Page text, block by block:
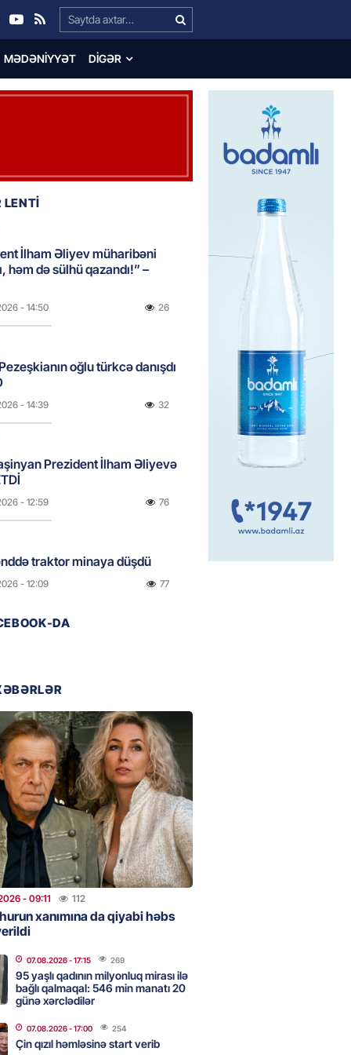
Search…
MƏDƏNIYYƏT DIGƏR
İlham Əliyev müharibəni
həm də sülhü qazandı!” –
- 14:50 26
oğlu türkcə danışdı
- 14:39 32
Prezident İlham Əliyevə
- 12:59 76
traktor minaya düşdü
- 12:09 77
pullarını başqa qadınlara
- 10:47 76
08.08.08: Gürcüstan və
nə dəyişdi?
- 10:22 223
nişanında mediaya hücum
VİDEO
- 09:20 89
xanımına da qiyabi həbs
DA
- 09:11 112
xanımına da qiyabi həbs
07.08.2026- 17:15 269
95 yaşlı qadının milyonluq mirası ilə
bağlı qalmaqal: 546 min manatı 20
günə xərclədilər
07.08.2026- 17:00 254
Çin qızıl həmləsinə start verib